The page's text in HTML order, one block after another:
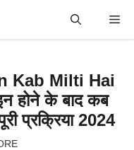
Kab Milti Hai
होने के बाद कब
प्रक्रिया 2024